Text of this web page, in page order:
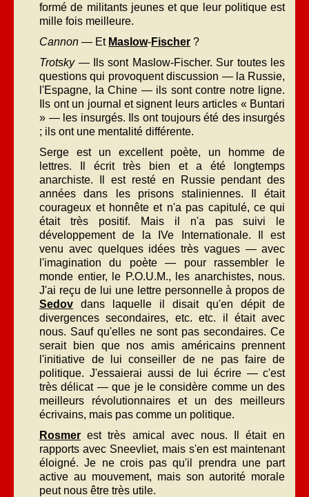
formé de militants jeunes et que leur politique est
mille fois meilleure.
Cannon — Et Maslow-Fischer ?
Trotsky— Ils sont Maslow-Fischer. Sur toutes les
questions qui provoquent discussion — la Russie,
l'Espagne, la Chine — ils sont contre notre ligne.
Ils ont un journal et signent leurs articles « Buntari
» — les insurgés. Ils ont toujours été des insurgés
; ils ont une mentalité différente.
Serge est un excellent poète, un homme de
lettres. Il écrit très bien et a été longtemps
anarchiste. Il est resté en Russie pendant des
années dans les prisons staliniennes. Il était
courageux et honnête et n'a pas capitulé, ce qui
était très positif. Mais il n'a pas suivi le
développement de la IVe Internationale. Il est
venu avec quelques idées très vagues — avec
l'imagination du poète — pour rassembler le
monde entier, le P.O.U.M., les anarchistes, nous.
J'ai reçu de lui une lettre personnelle à propos de
Sedov dans laquelle il disait qu'en dépit de
divergences secondaires, etc. etc. il était avec
nous. Sauf qu'elles ne sont pas secondaires. Ce
serait bien que nos amis américains prennent
l'initiative de lui conseiller de ne pas faire de
politique. J'essaierai aussi de lui écrire — c'est
très délicat — que je le considère comme un des
meilleurs révolutionnaires et un des meilleurs
écrivains, mais pas comme un politique.
Rosmer est très amical avec nous. Il était en
rapports avec Sneevliet, mais s'en est maintenant
éloigné. Je ne crois pas qu'il prendra une part
active au mouvement, mais son autorité morale
peut nous être très utile.